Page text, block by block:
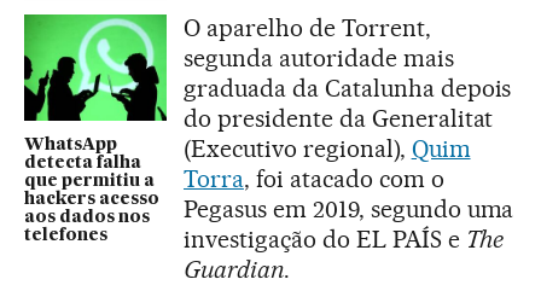
WhatsApp
detecta falha
que permitiu a
hackers acesso
aos dados nos
telefones
O aparelho de Torrent,
segunda autoridade mais
graduada da Catalunha depois
do presidente da Generalitat
(Executivo regional), Quim
Torra, foi atacado com o
Pegasus em 2019, segundo uma
investigação do EL PAÍS e The
Guardian.